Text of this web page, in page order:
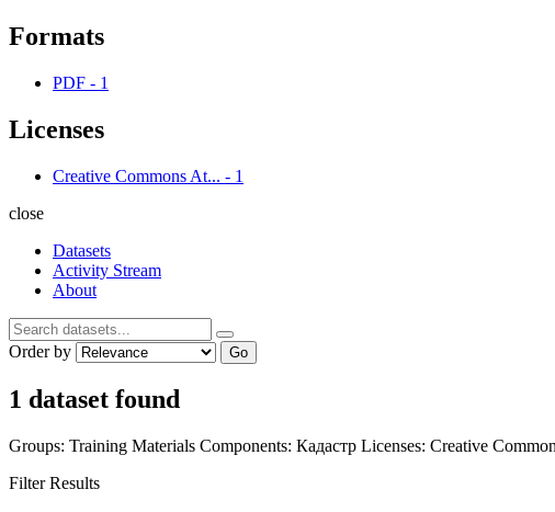
Formats
PDF - 1
Licenses
Creative Commons At... - 1
close
Datasets
Activity Stream
About
Order by Go
1 dataset found
Groups: Training Materials Components: Кадастр Licenses: Creative
Filter Results